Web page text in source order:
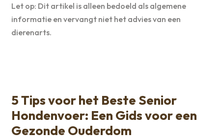
Let op: Dit artikel is alleen bedoeld als algemene
informatie en vervangt niet het advies van een
dierenarts.
5 Tips voor het Beste Senior
Hondenvoer: Een Gids voor een
Gezonde Ouderdom